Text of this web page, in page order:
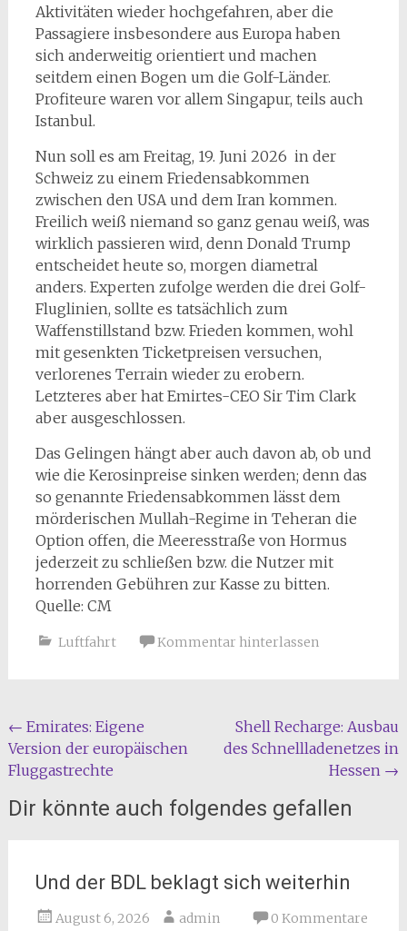
Aktivitäten wieder hochgefahren, aber die
Passagiere insbesondere aus Europa haben
sich anderweitig orientiert und machen
seitdem einen Bogen um die Golf-Länder.
Profiteure waren vor allem Singapur, teils auch
Istanbul.
Nun soll es am Freitag, 19. Juni 2026 in der
Schweiz zu einem Friedensabkommen
zwischen den USA und dem Iran kommen.
Freilich weiß niemand so ganz genau weiß, was
wirklich passieren wird, denn Donald Trump
entscheidet heute so, morgen diametral
anders. Experten zufolge werden die drei Golf-
Fluglinien, sollte es tatsächlich zum
Waffenstillstand bzw. Frieden kommen, wohl
mit gesenkten Ticketpreisen versuchen,
verlorenes Terrain wieder zu erobern.
Letzteres aber hat Emirtes-CEO Sir Tim Clark
aber ausgeschlossen.
Das Gelingen hängt aber auch davon ab, ob und
wie die Kerosinpreise sinken werden; denn das
so genannte Friedensabkommen lässt dem
mörderischen Mullah-Regime in Teheran die
Option offen, die Meeresstraße von Hormus
jederzeit zu schließen bzw. die Nutzer mit
horrenden Gebühren zur Kasse zu bitten.
Quelle: CM
Luftfahrt Kommentar hinterlassen
Beitragsnavigation
← Emirates: Eigene
Version der europäischen
Fluggastrechte
Shell Recharge: Ausbau
des Schnellladenetzes in
Hessen →
Dir könnte auch folgendes gefallen
Und der BDL beklagt sich weiterhin
August 6, 2026 admin 0 Kommentare